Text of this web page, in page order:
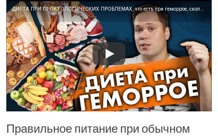
ДИЕТА ПРИ ПРОКТОЛОГИЧЕСКИХ ПРОБЛЕМАХ, что есть при геморрое, сколько нужно пить воды.
Правильное питание при обычном